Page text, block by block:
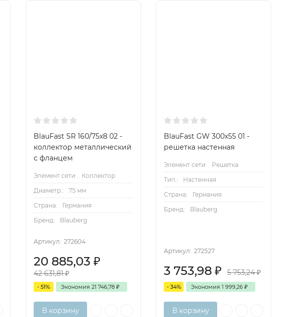
BlauFast SR 160/75х8 02 -
коллектор металлический
с фланцем
Элемент сети:
Коллектор
Диаметр.:
75 мм
Страна:
Германия
Бренд:
Blauberg
Артикул: 272604
20 885,03₽
42 631,81₽
- 51% Экономия21 746,78₽
В корзину
BlauFast GW 300x55 01 -
решетка настенная
Элемент сети:
Решетка
Тип.:
Настенная
Страна:
Германия
Бренд:
Blauberg
Артикул: 272527
3 753,98₽ 5 753,24₽
- 34% Экономия1 999,26₽
В корзину